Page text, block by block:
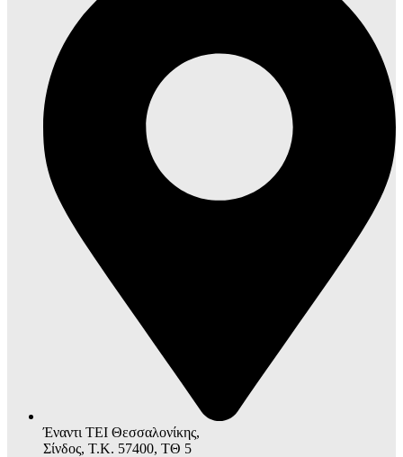
Έναντι ΤΕΙ Θεσσαλονίκης,
Σίνδος, Τ.Κ. 57400, ΤΘ 5